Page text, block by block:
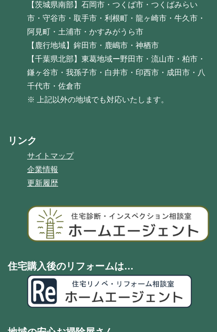
【茨城県南部】石岡市・つくば市・つくばみらい
市・守谷市・取手市・利根町・龍ヶ崎市・牛久市・
阿見町・土浦市・かすみがうら市
【鹿行地域】鉾田市・鹿嶋市・神栖市
【千葉県北部】東葛地域ー野田市・流山市・柏市・
鎌ヶ谷市・我孫子市・白井市・印西市・成田市・八
千代市・佐倉市
※ 上記以外の地域でも対応いたします。
リンク
サイトマップ
企業情報
更新履歴
住宅購入後のリフォームは…